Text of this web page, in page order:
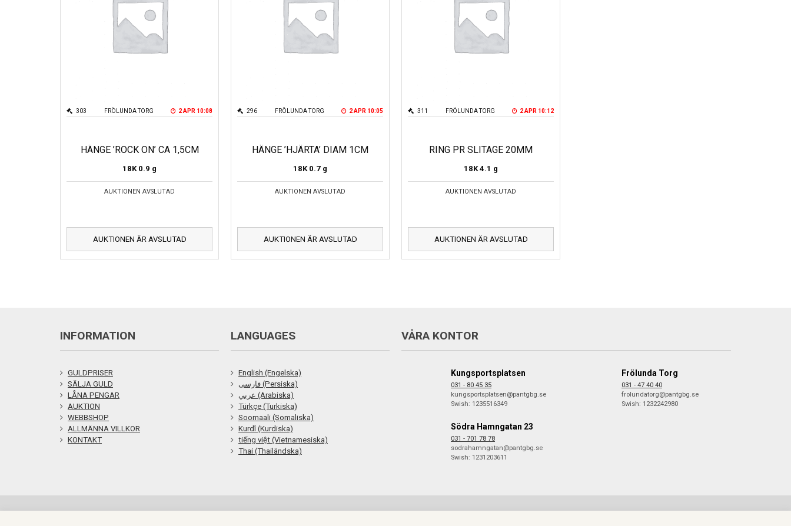
FRÖLUNDA TORG
303 2 APR 10:08
HÄNGE ’ROCK ON’ CA 1,5CM
18K 0.9 g
AUKTIONEN AVSLUTAD
AUKTIONEN ÄR AVSLUTAD
FRÖLUNDA TORG
296 2 APR 10:05
HÄNGE ’HJÄRTA’ DIAM 1CM
18K 0.7 g
AUKTIONEN AVSLUTAD
AUKTIONEN ÄR AVSLUTAD
FRÖLUNDA TORG
311 2 APR 10:12
RING PR SLITAGE 20MM
18K 4.1 g
AUKTIONEN AVSLUTAD
AUKTIONEN ÄR AVSLUTAD
INFORMATION
GULDPRISER
SÄLJA GULD
LÅNA PENGAR
AUKTION
WEBBSHOP
ALLMÄNNA VILLKOR
KONTAKT
LANGUAGES
English (Engelska)
فارسی (Persiska)
عربي (Arabiska)
Türkçe (Turkiska)
Soomaali (Somaliska)
Kurdî (Kurdiska)
tiếng việt (Vietnamesiska)
Thai (Thailändska)
VÅRA KONTOR
Kungsportsplatsen
031 - 80 45 35
kungsportsplatsen@pantgbg.se
Swish: 1235516349
Frölunda Torg
031 - 47 40 40
frolundatorg@pantgbg.se
Swish: 1232242980
Södra Hamngatan 23
031 - 701 78 78
sodrahamngatan@pantgbg.se
Swish: 1231203611